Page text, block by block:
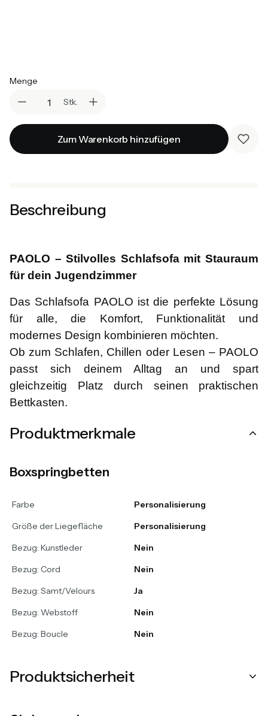
Menge
Stk.
Zum Warenkorb hinzufügen
Beschreibung
PAOLO – Stilvolles Schlafsofa mit Stauraum
für dein Jugendzimmer
Das Schlafsofa PAOLO ist die perfekte Lösung
für alle, die Komfort, Funktionalität und
modernes Design kombinieren möchten.
Ob zum Schlafen, Chillen oder Lesen – PAOLO
passt sich deinem Alltag an und spart
gleichzeitig Platz durch seinen praktischen
Bettkasten.
Produktmerkmale
Boxspringbetten
Farbe
Personalisierung
Größe der Liegefläche
Personalisierung
Bezug: Kunstleder
Nein
Bezug: Cord
Nein
Bezug: Samt/Velours
Ja
Bezug: Webstoff
Nein
Bezug: Boucle
Nein
Produktsicherheit